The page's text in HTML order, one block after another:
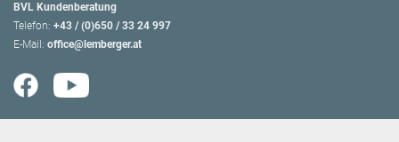
BVL Kundenberatung
Telefon: +43 / (0)650 / 33 24 997
E-Mail: office@lemberger.at